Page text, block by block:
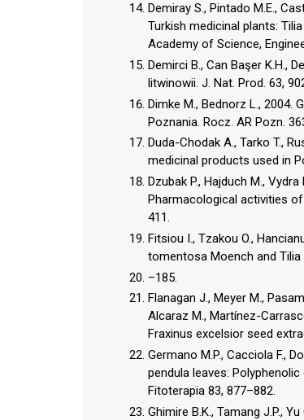
Demiray S., Pintado M.E.,
Turkish medicinal plants:
Academy of Science,
Demirci B., Can Başer K.H.,
litwinowii. J. Nat. Prod. 63,
Dimke M., Bednorz L., 2004.
Poznania. Rocz. AR Pozn.
Duda-Chodak A., Tarko T.,
medicinal products used in
Dzubak P., Hajduch M.,
Pharmacological activities
411.
Fitsiou I., Tzakou O.,
tomentosa Moench and Tilia
–185.
Flanagan J., Meyer M.,
Alcaraz M., Martínez-
Fraxinus excelsior seed
Germano M.P., Cacciola F.,
pendula leaves:
Fitoterapia 83, 877–882.
Ghimire B.K., Tamang J.P.,